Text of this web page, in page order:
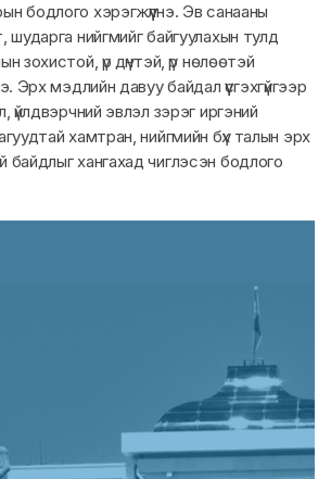
бодлого хэрэгжүүлнэ. Эв санааны
шударга нийгмийг байгуулахын тулд
зохистой, үр дүнтэй, үр нөлөөтэй
Эрх мэдлийн давуу байдал үүсгэхгүйгээр
үйлдвэрчний эвлэл зэрэг иргэний
хамтран, нийгмийн бүх талын эрх
байдлыг хангахад чиглэсэн бодлого